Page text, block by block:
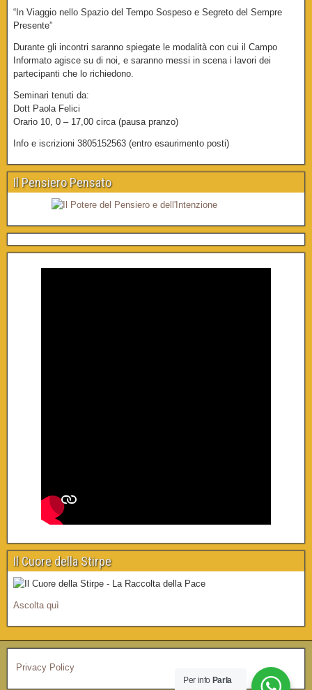
“In Viaggio nello Spazio del Tempo Sospeso e Segreto del Sempre
Presente”
Durante gli incontri saranno spiegate le modalità con cui il Campo
Informato agisce su di noi, e saranno messi in scena i lavori dei
partecipanti che lo richiedono.
Seminari tenuti da:
Dott Paola Felici
Orario 10, 0 – 17,00 circa (pausa pranzo)
Info e iscrizioni 3805152563 (entro esaurimento posti)
Il Pensiero Pensato
Il Cuore della Stirpe
Ascolta quì
Privacy Policy
Per info Parla